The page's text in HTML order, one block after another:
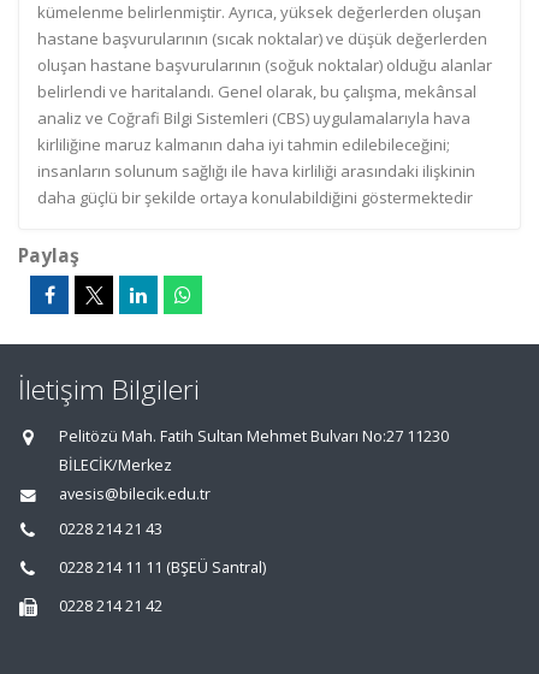
kümelenme belirlenmiştir. Ayrıca, yüksek değerlerden oluşan
hastane başvurularının (sıcak noktalar) ve düşük değerlerden
oluşan hastane başvurularının (soğuk noktalar) olduğu alanlar
belirlendi ve haritalandı. Genel olarak, bu çalışma, mekânsal
analiz ve Coğrafi Bilgi Sistemleri (CBS) uygulamalarıyla hava
kirliliğine maruz kalmanın daha iyi tahmin edilebileceğini;
insanların solunum sağlığı ile hava kirliliği arasındaki ilişkinin
daha güçlü bir şekilde ortaya konulabildiğini göstermektedir
Paylaş
İletişim Bilgileri
Pelitözü Mah. Fatih Sultan Mehmet Bulvarı No:27 11230
BİLECİK/Merkez
avesis@bilecik.edu.tr
0228 214 21 43
0228 214 11 11 (BŞEÜ Santral)
0228 214 21 42